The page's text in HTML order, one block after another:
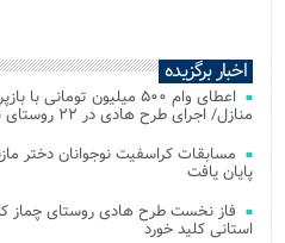
اخبار برگزیده
منازل/ اجرای طرح هادی در ۲۲ روستای نور طی یکسال گذشته
مسابقات کراسفیت نوجوانان دختر
پایان یافت
فاز نخست طرح هادی روستای چماز
استانی کلید خورد